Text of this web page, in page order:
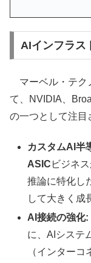
AIインフラス
マーベル・テク
て、NVIDIA、
の一つとして注目
カスタムAI半
ASIC ビジネ
推論に特化し
して大きく成
AI接続の強化:
に、AIシステ
（インター